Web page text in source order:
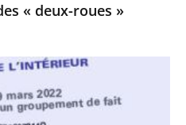
« deux-roues »